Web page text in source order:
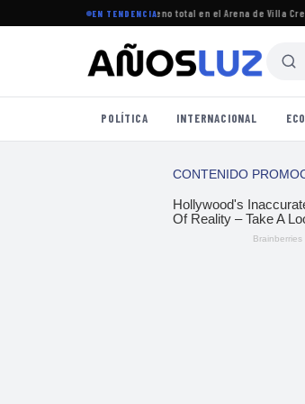
EN TENDENCIA
a Argentina y logró un lleno total en el Arena de Villa Crespo
POLÍTICA INTERNACIONAL